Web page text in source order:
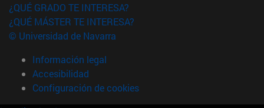
¿QUÉ GRADO TE INTERESA?
¿QUÉ MÁSTER TE INTERESA?
© Universidad de Navarra
Información legal
Accesibilidad
Configuración de cookies